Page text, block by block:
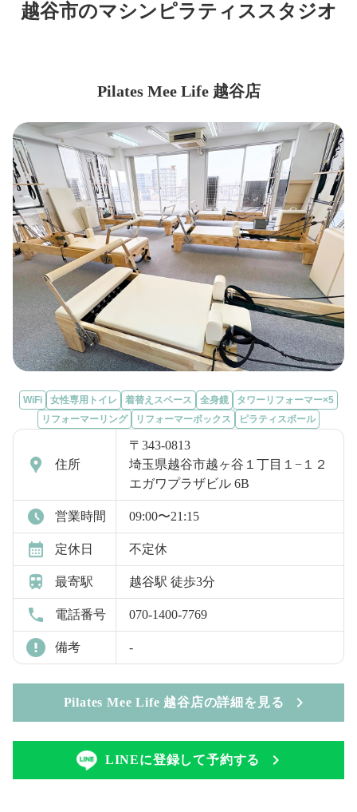
越谷市のマシンピラティススタジオ
Pilates Mee Life 越谷店
WiFi 女性専用トイレ 着替えスペース 全身鏡
タワーリフォーマー×5
リフォーマーリング
リフォーマーボックス ピラティスボール
住所
〒343-0813
埼玉県越谷市越ヶ谷１丁目１−１２
エガワプラザビル 6B
営業時間 09:00〜21:15
定休日 不定休
最寄駅 越谷駅 徒歩3分
電話番号 070-1400-7769
備考 -
Pilates Mee Life 越谷店の詳細を見る
LINEに登録して予約する